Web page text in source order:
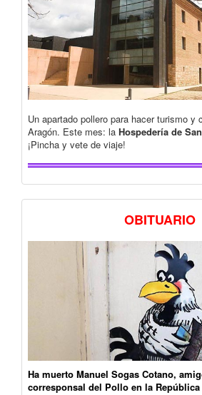
Un apartado pollero para hacer turismo y
Aragón. Este mes: la Hospedería de
¡Pincha y vete de viaje!
OBITUARIO
Ha muerto Manuel Sogas Cotano,
corresponsal del Pollo en la